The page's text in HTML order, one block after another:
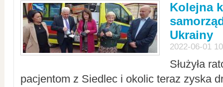
Kolejna
Ukrainy
2022-06-01
Służyła
pacjentom z Siedlec i okolic teraz zyska